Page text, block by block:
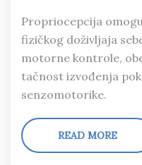
Propriocepcija
fizičkog doživljaja
motorne kontrole,
tačnost izvođenja
senzomotorike.
READ MORE